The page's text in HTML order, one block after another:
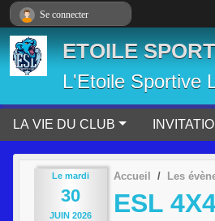
ETOILE
L'Etoile Sportive
LA VIE DU CLUB
Le mardi
30
JUIN 2026
Accueil Les
ESL
Se connecter
Panneau de gestion des cookies